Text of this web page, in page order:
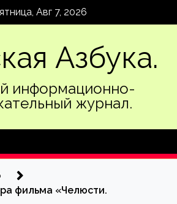
Авг 7, 2026
Азбука.
информационно-
журнал.
фильма «Челюсти.